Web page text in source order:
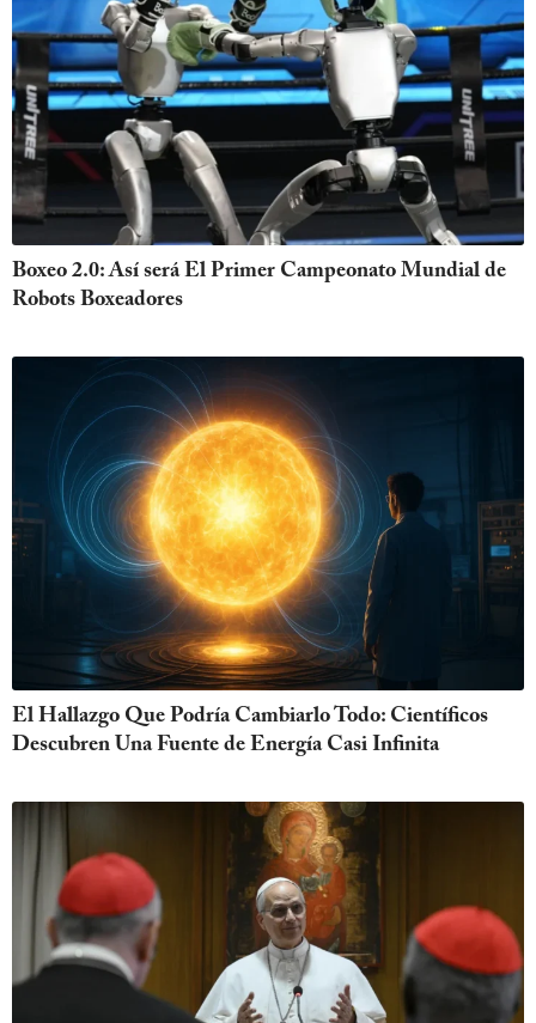
Boxeo 2.0: Así será El Primer Campeonato Mundial de
Robots Boxeadores
El Hallazgo Que Podría Cambiarlo Todo: Científicos
Descubren Una Fuente de Energía Casi Infinita